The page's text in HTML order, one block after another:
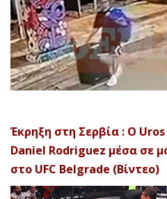
Έκρηξη στη Σερβία : Ο
Daniel Rodriguez μέσα σε
στο UFC Belgrade (Βίντεο)